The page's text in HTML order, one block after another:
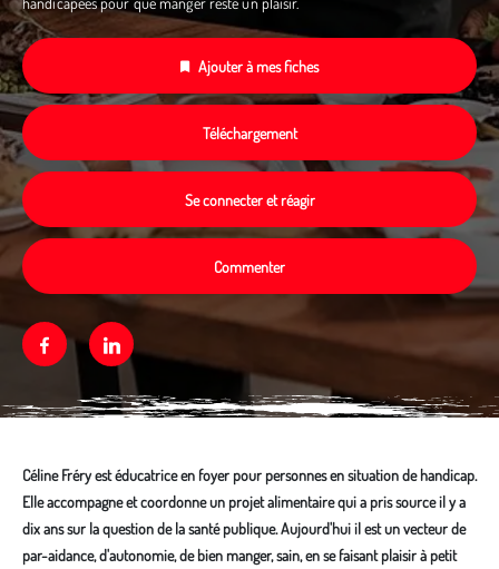
Ajouter à mes fiches
Téléchargement
Se connecter et réagir
Commenter
FacebookLinkedin
Céline Fréry est éducatrice en foyer pour personnes en situation de handicap.
Elle accompagne et coordonne un projet alimentaire qui a pris source il y a
dix ans sur la question de la santé publique. Aujourd'hui il est un vecteur de
par-aidance, d'autonomie, de bien manger, sain, en se faisant plaisir à petit